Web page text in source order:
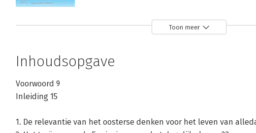
Toon meer
Inhoudsopgave
Voorwoord 9
Inleiding 15
1. De relevantie van het oosterse denken voor het leven van